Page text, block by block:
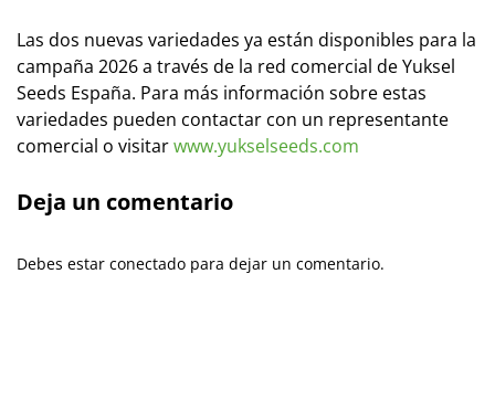
Las dos nuevas variedades ya están disponibles para la
campaña 2026 a través de la red comercial de Yuksel
Seeds España. Para más información sobre estas
variedades pueden contactar con un representante
comercial o visitarwww.yukselseeds.com
Deja un comentario
Debes estar conectado para dejar un comentario.